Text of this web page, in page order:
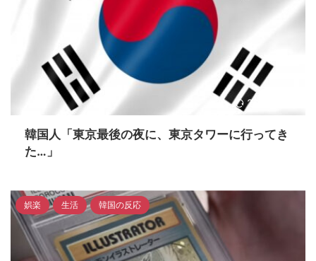
2023/4/14
韓国人「東京最後の夜に、東京タワーに行ってき
た…」
娯楽 生活 韓国の反応